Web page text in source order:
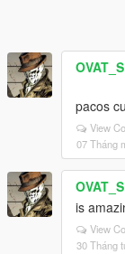
pacos
View
07 Tháng
is
View
30 Tháng